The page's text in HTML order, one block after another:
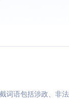
词语包括涉政、非